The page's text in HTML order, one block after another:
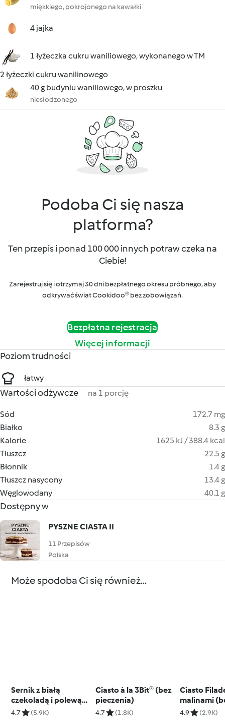
miękkiego, pokrojonego na kawałki
4 jajka
1 łyżeczka cukru waniliowego, wykonanego w TM
2 łyżeczki cukru wanilinowego
40 g budyniu waniliowego, w proszku
niesłodzonego
Podoba Ci się nasza
platforma?
Ten przepis i ponad 100 000 innych potraw czeka na
Ciebie!
Zarejestruj się i otrzymaj 30 dni bezpłatnego okresu próbnego, aby
odkrywać świat Cookidoo® bez zobowiązań.
Bezpłatna rejestracja
Więcej informacji
Poziom trudności
łatwy
Wartości odżywcze na 1 porcję
Sód
172.7 mg
Białko
8.3 g
Kalorie
1625 kJ / 388.4 kcal
Tłuszcz
22.5 g
Błonnik
1.4 g
Tłuszcz nasycony
13.4 g
Węglowodany
40.1 g
Dostępny w
PYSZNE CIASTA II
11 Przepisów
Polska
Może spodoba Ci się również...
Sernik z białą
czekoladą i polewą
pistacjową
4.7 (5.9K)
Ciasto à la 3Bit® (bez
pieczenia)
4.7 (1.8K)
Ciasto
malinami
pieczenia)
4.9 (2.9K)